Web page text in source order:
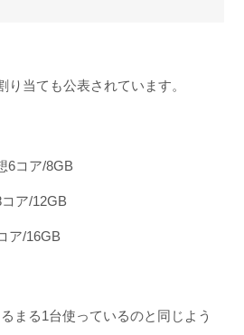
り当ても公表されています。
6コア/8GB
コア/12GB
ア/16GB
まる1台使っているのと同じよう